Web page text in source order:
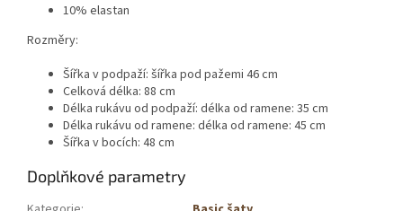
10% elastan
Rozměry:
Šířka v podpaží: šířka pod pažemi 46 cm
Celková délka: 88 cm
Délka rukávu od podpaží: délka od ramene: 35 cm
Délka rukávu od ramene: délka od ramene: 45 cm
Šířka v bocích: 48 cm
Doplňkové parametry